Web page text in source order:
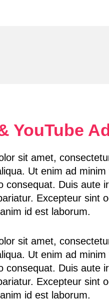
YouTube
sit amet,
Ut enim ad
consequat. Duis aute
Excepteur sint
id est laborum.
sit amet,
Ut enim ad
consequat. Duis aute
Excepteur sint
id est laborum.